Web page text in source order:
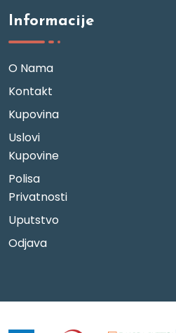
Informacije
O Nama
Kontakt
Kupovina
Uslovi
Kupovine
Polisa
Privatnosti
Uputstvo
Odjava